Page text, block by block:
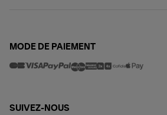
MODE DE PAIEMENT
SUIVEZ-NOUS